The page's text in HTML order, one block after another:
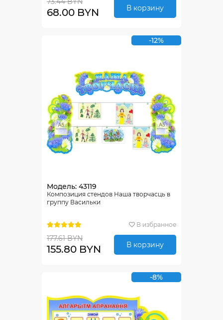
68.00 BYN В корзину
-12%
Модель: 43119
Композиция стендов Наша творчасць в
группу Васильки
В избранное
177.61 BYN
155.80 BYN В корзину
-8%